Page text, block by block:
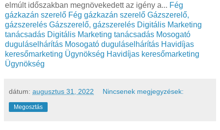
elmúlt időszakban megnövekedett az igény a... Fég
gázkazán szerelő Fég gázkazán szerelő Gázszerelő,
gázszerelés Gázszerelő, gázszerelés Digitális Marketing
tanácsadás Digitális Marketing tanácsadás Mosogató
duguláselhárítás Mosogató duguláselhárítás Havidíjas
keresőmarketing Ügynökség Havidíjas keresőmarketing
Ügynökség
dátum: augusztus 31, 2022 Nincsenek megjegyzések:
Megosztás